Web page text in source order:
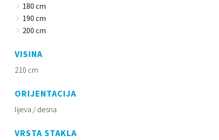
180 cm
190 cm
200 cm
VISINA
210 cm
ORIJENTACIJA
lijeva / desna
VRSTA STAKLA